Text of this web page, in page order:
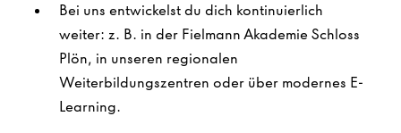
Bei uns entwickelst du dich kontinuierlich
weiter: z. B. in der Fielmann Akademie Schloss
Plön, in unseren regionalen
Weiterbildungszentren oder über modernes E-
Learning.